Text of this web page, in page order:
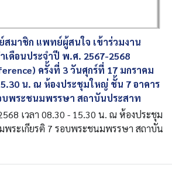
มาชิก แพทย์ผู้สนใจ เข้าร่วมงาน
เดือนประจำปี พ.ศ. 2567-2568
ครั้งที่ 3 วันศุกร์ที่ 17 มกราคม
น. ณ ห้องประชุมใหญ่ ชั้น 7 อาคาร
บพระชนมพรรษา สถาบันประสาท
เวลา 08.30 - 15.30 น. ณ ห้องประชุม
พระเกียรติ 7 รอบพระชนมพรรษา สถาบัน